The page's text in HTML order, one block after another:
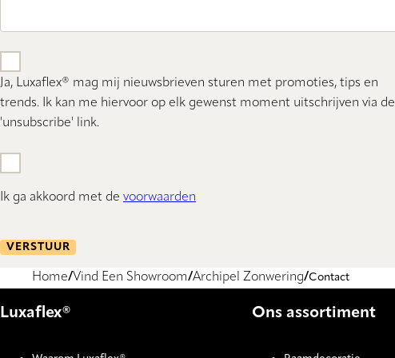
Ja, Luxaflex® mag mij nieuwsbrieven sturen met promoties, tips en
trends. Ik kan me hiervoor op elk gewenst moment uitschrijven via de
'unsubscribe' link.
Ik ga akkoord met de voorwaarden
VERSTUUR
Home Vind Een Showroom Archipel Zonwering Contact
Luxaflex® Ons assortiment